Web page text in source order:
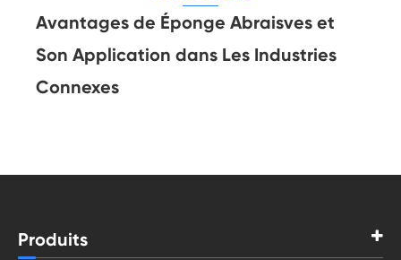
Avantages de Éponge Abraisves et
Son Application dans Les Industries
Connexes
Produits